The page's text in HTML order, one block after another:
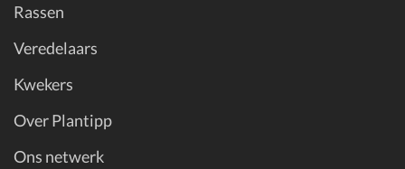
Rassen
Veredelaars
Kwekers
Over Plantipp
Ons netwerk